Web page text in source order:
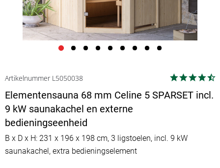
Artikelnummer L5050038
Elementensauna 68 mm Celine 5 SPARSET incl.
9 kW saunakachel en externe
bedieningseenheid
B x D x H: 231 x 196 x 198 cm, 3 ligstoelen, incl. 9 kW
saunakachel, extra bedieningselement